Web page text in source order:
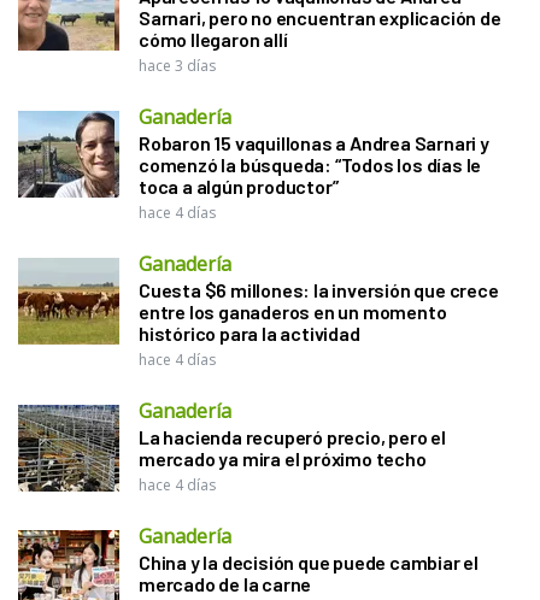
Sarnari, pero no encuentran explicación de
cómo llegaron allí
hace 3 días
Ganadería
Robaron 15 vaquillonas a Andrea Sarnari y
comenzó la búsqueda: “Todos los días le
toca a algún productor”
hace 4 días
Ganadería
Cuesta $6 millones: la inversión que crece
entre los ganaderos en un momento
histórico para la actividad
hace 4 días
Ganadería
La hacienda recuperó precio, pero el
mercado ya mira el próximo techo
hace 4 días
Ganadería
China y la decisión que puede cambiar el
mercado de la carne